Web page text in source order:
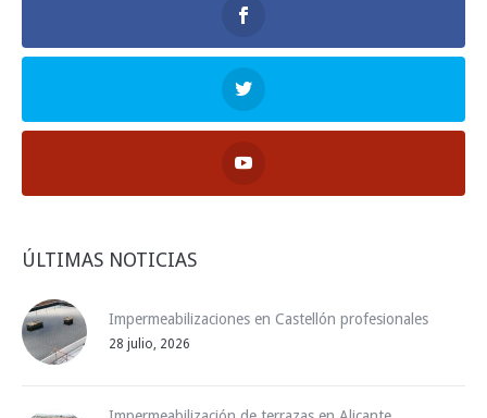
ÚLTIMAS NOTICIAS
Impermeabilizaciones en Castellón profesionales
28 julio, 2026